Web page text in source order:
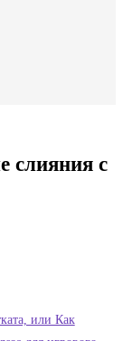
слияния с
или Как